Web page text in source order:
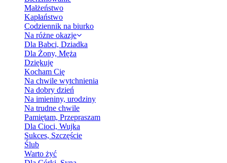
Małżeństwo
Kapłaństwo
Codziennik na biurko
Na różne okazje
Dla Babci, Dziadka
Dla Żony, Męża
Dziękuję
Kocham Cię
Na chwile wytchnienia
Na dobry dzień
Na imieniny, urodziny
Na trudne chwile
Pamiętam, Przepraszam
Dla Cioci, Wujka
Sukces, Szczęście
Ślub
Warto żyć